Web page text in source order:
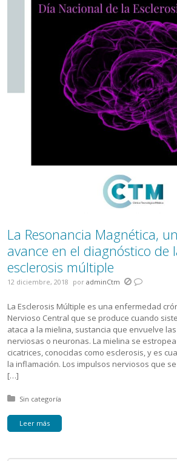
La Resonancia Magnética,
avance en el diagnóstico de
esclerosis múltiple
12 diciembre, 2018 por adminCtm
La Esclerosis Múltiple es una enfermedad
Nervioso Central que se produce cuando
ataca a la mielina, sustancia que envuelve
nerviosas o neuronas. La mielina se
cicatrices, conocidas como esclerosis, y es
la inflamación. Los impulsos nerviosos que
[…]
Posted in:
Sin categoría
Leer más